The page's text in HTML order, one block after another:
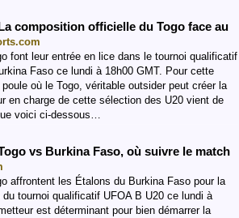
composition officielle du Togo face au
font leur entrée en lice dans le tournoi qualificatif
Faso ce lundi à 18h00 GMT. Pour cette
où le Togo, véritable outsider peut créer la
en charge de cette sélection des U20 vient de
voici ci-dessous…
vs Burkina Faso, où suivre le match
affrontent les Étalons du Burkina Faso pour la
du tournoi qualificatif UFOA B U20 ce lundi à
est déterminant pour bien démarrer la